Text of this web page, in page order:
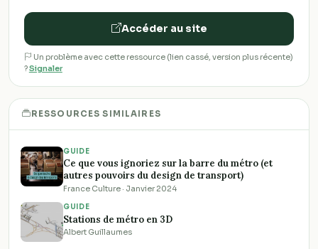
Accéder au site
Un problème avec cette ressource (lien cassé, version plus récente)
?Signaler
RESSOURCES SIMILAIRES
GUIDE
Ce que vous ignoriez sur la barre du métro (et
autres pouvoirs du design de transport)
France Culture · Janvier 2024
GUIDE
Stations de métro en 3D
Albert Guillaumes